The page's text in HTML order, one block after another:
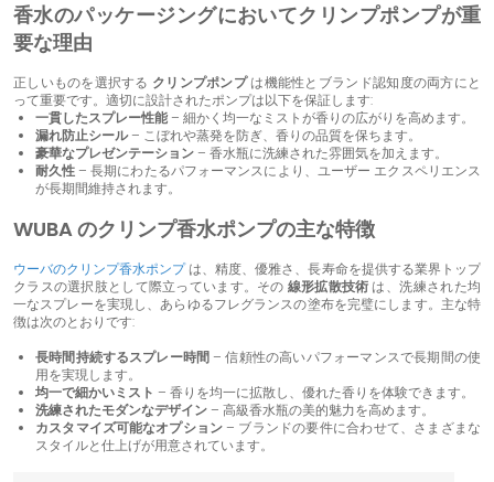
香水のパッケージングにおいてクリンプポンプが重
要な理由
正しいものを選択する クリンプポンプは機能性とブランド認知度の両方にと
って重要です。適切に設計されたポンプは以下を保証します:
一貫したスプレー性能– 細かく均一なミストが香りの広がりを高めます。
漏れ防止シール– こぼれや蒸発を防ぎ、香りの品質を保ちます。
豪華なプレゼンテーション– 香水瓶に洗練された雰囲気を加えます。
耐久性– 長期にわたるパフォーマンスにより、ユーザー エクスペリエンス
が長期間維持されます。
WUBA のクリンプ香水ポンプの主な特徴
ウーバのクリンプ香水ポンプは、精度、優雅さ、長寿命を提供する業界トップ
クラスの選択肢として際立っています。その 線形拡散技術 は、洗練された均
一なスプレーを実現し、あらゆるフレグランスの塗布を完璧にします。主な特
徴は次のとおりです:
長時間持続するスプレー時間– 信頼性の高いパフォーマンスで長期間の使
用を実現します。
均一で細かいミスト – 香りを均一に拡散し、優れた香りを体験できます。
洗練されたモダンなデザイン– 高級香水瓶の美的魅力を高めます。
カスタマイズ可能なオプション– ブランドの要件に合わせて、さまざまな
スタイルと仕上げが用意されています。